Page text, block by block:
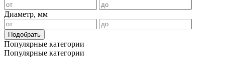
Диаметр, мм
Подобрать
Популярные категории
Популярные категории